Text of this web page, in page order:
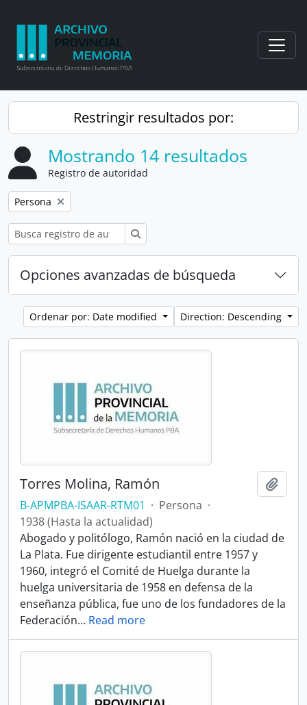
Restringir resultados por:
Mostrando 14 resultados
Registro de autoridad
Remove filter:
Persona
Opciones avanzadas de búsqueda
Ordenar por: Date modified Direction: Descending
Torres Molina, Ramón
B-APMPBA-ISAAR-RTM01 · Persona ·
1938 (Hasta la actualidad)
Abogado y politólogo, Ramón nació en la ciudad de
La Plata. Fue dirigente estudiantil entre 1957 y
1960, integró el Comité de Huelga durante la
huelga universitaria de 1958 en defensa de la
enseñanza pública, fue uno de los fundadores de la
Federación… Read more